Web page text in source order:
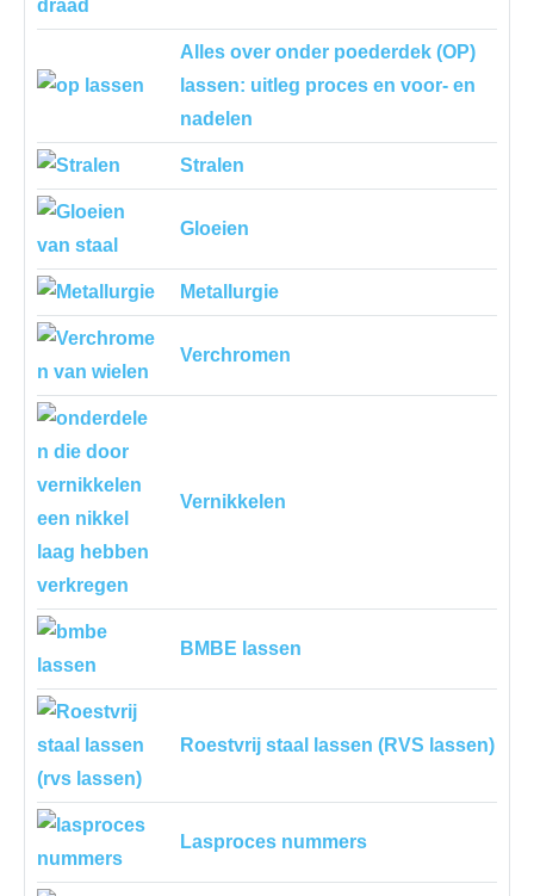
Alles over onder poederdek (OP)
lassen: uitleg proces en voor- en
nadelen
Stralen
Gloeien
Metallurgie
Verchromen
Vernikkelen
BMBE lassen
Roestvrij staal lassen (RVS lassen)
Lasproces nummers